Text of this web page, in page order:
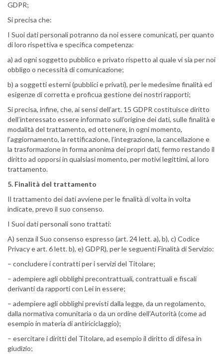
GDPR;
Si precisa che:
I Suoi dati personali potranno da noi essere comunicati, per quanto
di loro rispettiva e specifica competenza:
a) ad ogni soggetto pubblico e privato rispetto al quale vi sia per noi
obbligo o necessità di comunicazione;
b) a soggetti esterni (pubblici e privati), per le medesime finalità ed
esigenze di corretta e proficua gestione dei nostri rapporti;
Si precisa, infine, che, ai sensi dell’art. 15 GDPR costituisce diritto
dell’interessato essere informato sull’origine dei dati, sulle finalità e
modalità del trattamento, ed ottenere, in ogni momento,
l’aggiornamento, la rettificazione, l’integrazione, la cancellazione e
la trasformazione in forma anonima dei propri dati, fermo restando il
diritto ad opporsi in qualsiasi momento, per motivi legittimi, al loro
trattamento.
5. Finalità del trattamento
Il trattamento dei dati avviene per le finalità di volta in volta
indicate, prevo il suo consenso.
I Suoi dati personali sono trattati:
A) senza il Suo consenso espresso (art. 24 lett. a), b), c) Codice
Privacy e art. 6 lett. b), e) GDPR), per le seguenti Finalità di Servizio:
– concludere i contratti per i servizi del Titolare;
– adempiere agli obblighi precontrattuali, contrattuali e fiscali
derivanti da rapporti con Lei in essere;
– adempiere agli obblighi previsti dalla legge, da un regolamento,
dalla normativa comunitaria o da un ordine dell’Autorità (come ad
esempio in materia di antiriciclaggio);
– esercitare i diritti del Titolare, ad esempio il diritto di difesa in
giudizio;